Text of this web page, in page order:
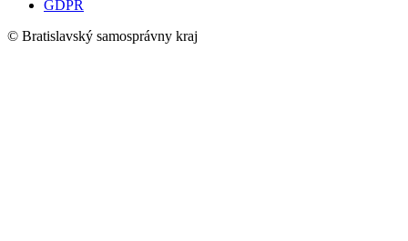
GDPR
© Bratislavský samosprávny kraj